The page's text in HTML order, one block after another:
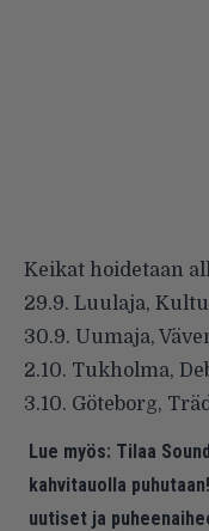
Keikat hoidetaan
29.9. Luulaja,
30.9. Uumaja,
2.10. Tukholma,
3.10. Göteborg,
Lue myös: Tilaa
kahvitauolla
uutiset ja